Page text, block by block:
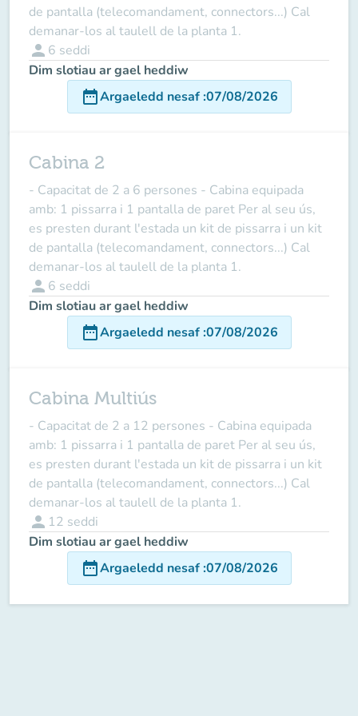
de pantalla (telecomandament, connectors...) Cal
demanar-los al taulell de la planta 1.
person 6 seddi
Dim slotiau ar gael heddiw
date_rangeArgaeledd nesaf:07/08/2026
Cabina 2
- Capacitat de 2 a 6 persones - Cabina equipada
amb: 1 pissarra i 1 pantalla de paret Per al seu ús,
es presten durant l'estada un kit de pissarra i un kit
de pantalla (telecomandament, connectors...) Cal
demanar-los al taulell de la planta 1.
person 6 seddi
Dim slotiau ar gael heddiw
date_rangeArgaeledd nesaf:07/08/2026
Cabina Multiús
- Capacitat de 2 a 12 persones - Cabina equipada
amb: 1 pissarra i 1 pantalla de paret Per al seu ús,
es presten durant l'estada un kit de pissarra i un kit
de pantalla (telecomandament, connectors...) Cal
demanar-los al taulell de la planta 1.
person 12 seddi
Dim slotiau ar gael heddiw
date_rangeArgaeledd nesaf:07/08/2026